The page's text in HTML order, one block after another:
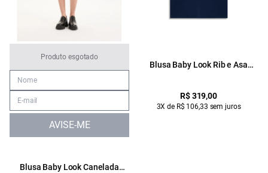
Produto esgotado
AVISE-ME
Blusa Baby Look Canelada
Blusa Baby Look Rib e Asa
R$ 319,00
3X de R$ 106,33 sem juros